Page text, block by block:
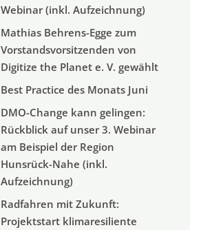
Webinar (inkl. Aufzeichnung)
Mathias Behrens-Egge zum
Vorstandsvorsitzenden von
Digitize the Planet e. V. gewählt
Best Practice des Monats Juni
DMO-Change kann gelingen:
Rückblick auf unser 3. Webinar
am Beispiel der Region
Hunsrück-Nahe (inkl.
Aufzeichnung)
Radfahren mit Zukunft:
Projektstart klimaresiliente